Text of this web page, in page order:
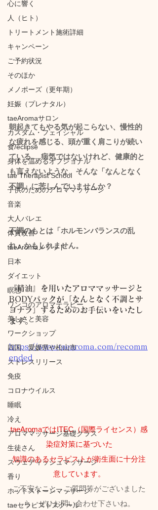
心に響く
人（ヒト）
トリートメント施術詳細
キャンペーン
ご予約状況
そのほか
メノポーズ（更年期）
妊娠（プレナタル）
taeAromaサロン
カスタム・フェイシャル
食/eclipse
身体を温めるオプショナル
tae Therapist School
子供のためのアロママッサージ
音楽
大人バレエ
体質改善
taeAromaメソッド
日本
ダイエット
瞑想
ワンコのアロマテラピー
美しさと美容
ワークショップ
四国、愛媛県や松山市
ストレスリリース
免疫
コロナウイルス
睡眠
冷え
アロママッサージ基礎クラス
生徒さん
スウェディッシュマッサージ
香り
ホットストーンマッサージ
taeセラピストスクール
朝起きてもやる気が起こらない、慢性的
な疲れを感じる、頭が重く肩こりが続い
ている.....病気ではないけれど、健康的と
も言えないような、そんな「なんとなく
不調」に苦しんでいませんか？
不調のもとは「ホルモンバランスの乱
れ」かもしれません。
『精油』を用いたアロママッサージと
BODYパックが「なんとなく不調とサ
ヨナラ」するためのお手伝いをいたし
ます。
https://www.taearoma.com/recomm
ended
taeAromaではITEC（国際ライセンス）感
染症対策に基づいた
知識のあるセラピストが衛生面に十分注
意しています。
ご不安なこと、ご質問等がございました
ら、ぜひお問い合わせ下さいね。